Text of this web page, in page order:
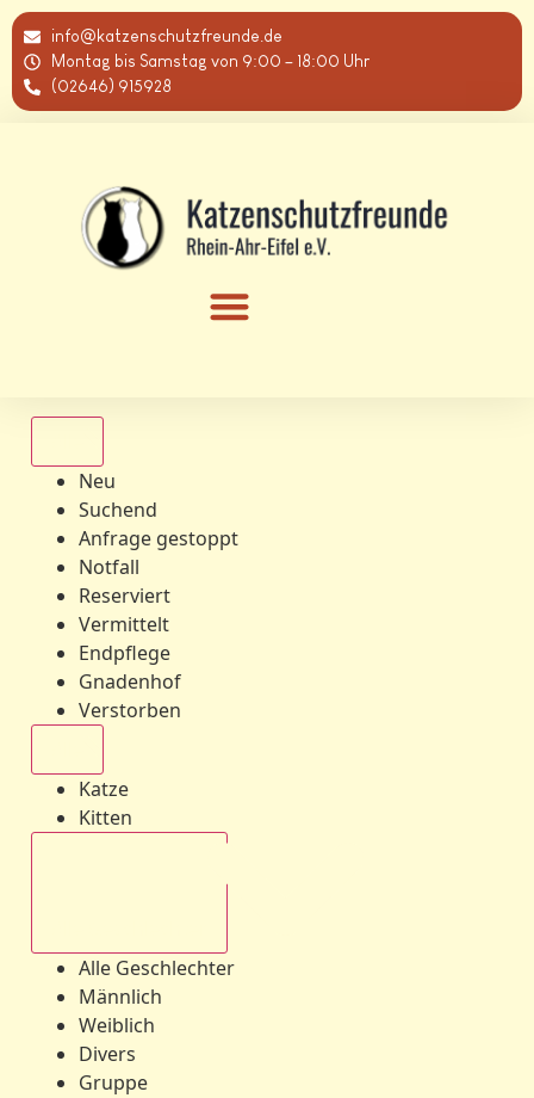
info@katzenschutzfreunde.de
Montag bis Samstag von 9:00 – 18:00 Uhr
(02646) 915928
Neu
Suchend
Anfrage gestoppt
Notfall
Reserviert
Vermittelt
Endpflege
Gnadenhof
Verstorben
Katze
Kitten
Alle Geschlechter
Männlich
Weiblich
Divers
Gruppe